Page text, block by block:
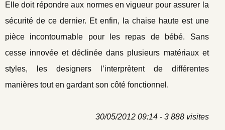
Elle doit répondre aux normes en vigueur pour assurer la
sécurité de ce dernier. Et enfin, la chaise haute est une
pièce incontournable pour les repas de bébé. Sans
cesse innovée et déclinée dans plusieurs matériaux et
styles, les designers l’interprètent de différentes
manières tout en gardant son côté fonctionnel.
30/05/2012 09:14 - 3 888 visites